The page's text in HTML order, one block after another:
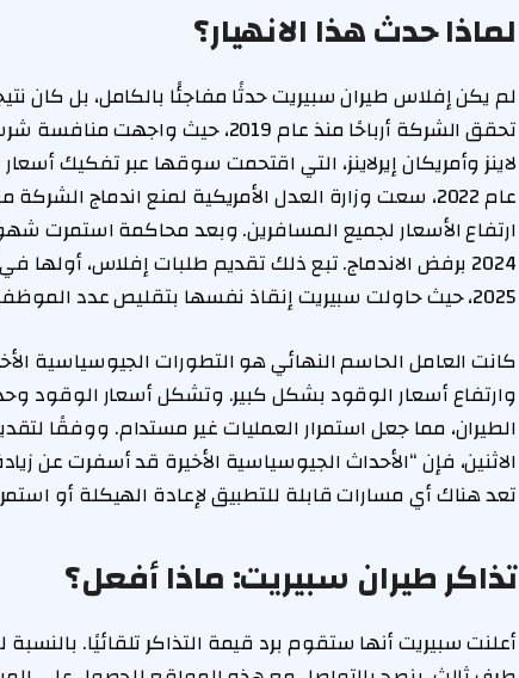
لماذا حدث هذا الانهيار؟
لم يكن إفلاس طيران سبيريت حدثًا مفاجئًا بالكامل، بل كان
تحقق الشركة أرباحًا منذ عام 2019،
لاينز وأمريكان إيرلاينز، التي اقتحمت سوقها عبر تفكيك
عام 2022، سعت وزارة العدل الأمريكية لمنع اندماج
ارتفاع الأسعار لجميع المسافرين. وبعد محاكمة استمرت
2025، حيث حاولت سبيريت إنقاذ نفسها بتقليص عدد الموظفين، والمسارات، والرحلات.
كانت العامل الحاسم النهائي هو التطورات الجيوسياسية
الطيران، مما جعل استمرار العمليات غير مستدام. ووفقًا
الاثنين، فإن “الأحداث الجيوسياسية الأخيرة قد أسفرت
تعد هناك أي مسارات قابلة للتطبيق لإعادة الهيكلة أو
تذاكر طيران سبيريت: ماذا أفعل؟
أعلنت سبيريت أنها ستقوم برد قيمة التذاكر تلقائيًا.